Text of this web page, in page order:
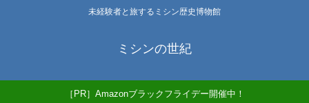
未経験者と旅するミシン歴史博物館
ミシンの世紀
［PR］Amazonブラックフライデー開催中！